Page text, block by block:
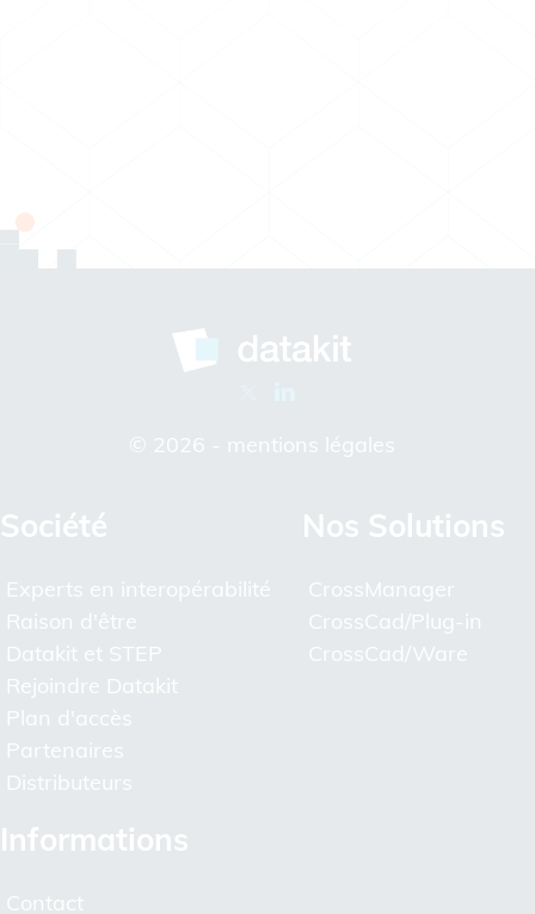
© 2026 - mentions légales
Société
Experts en interopérabilité
Raison d'être
Datakit et STEP
Rejoindre Datakit
Plan d'accès
Partenaires
Distributeurs
Nos Solutions
CrossManager
CrossCad/Plug-in
CrossCad/Ware
Informations
Contact